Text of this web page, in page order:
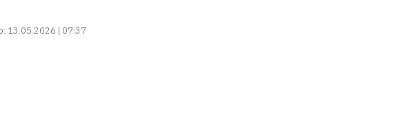
13.05.2026 | 07:37